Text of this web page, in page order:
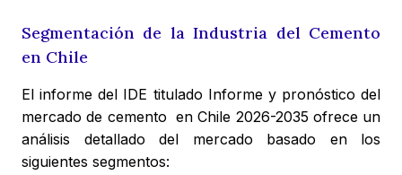
Segmentación de la Industria del Cemento
en Chile
El informe del IDE titulado Informe y pronóstico del
mercado de cemento en Chile 2026-2035 ofrece un
análisis detallado del mercado basado en los
siguientes segmentos: